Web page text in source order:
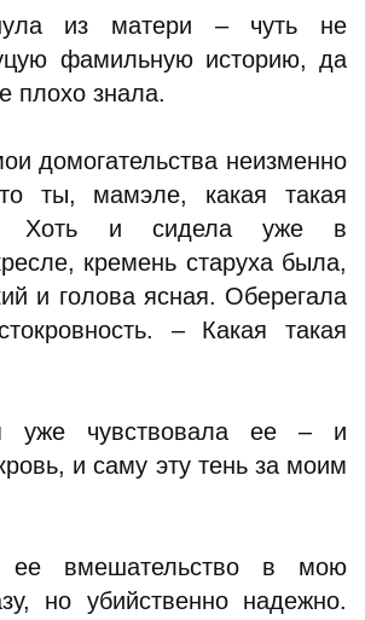
из матери – чуть не
фамильную историю, да
плохо знала.
домогательства неизменно
ты, мамэле, какая такая
Хоть и сидела уже в
кремень старуха была,
и голова ясная. Оберегала
– Какая такая
уже чувствовала ее – и
и саму эту тень за моим
ее вмешательство в мою
но убийственно надежно.